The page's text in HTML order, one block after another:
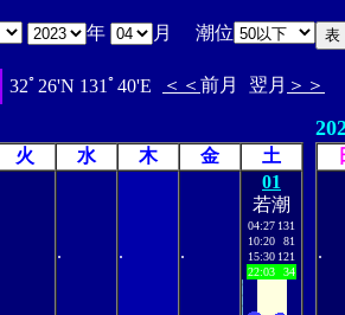
年 月 潮位
32ﾟ26'N 131ﾟ40'E ＜＜ 前月 翌月 ＞＞
火 水 木 金 土
. . .
01
若潮
04:27 131
10:20
81
15:30 121
22:03
34
.